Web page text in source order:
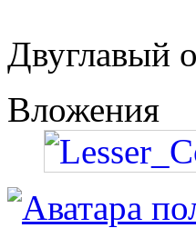
Двуглавый
Вложения